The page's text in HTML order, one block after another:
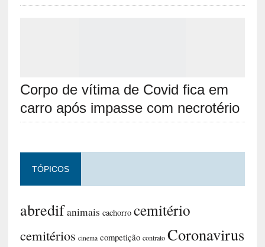
Corpo de vítima de Covid fica em
carro após impasse com necrotério
TÓPICOS
abredifanimais cachorro cemitério
cemitérios cinema competição contrato Coronavirus